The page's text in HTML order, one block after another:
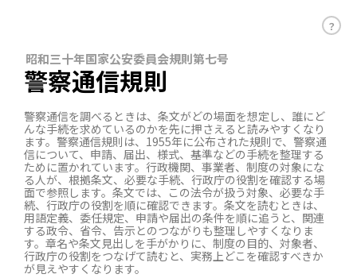
昭和三十年国家公安委員会規則第七号
警察通信規則
警察通信を調べるときは、条文がどの場面を想定し、誰にど
んな手続を求めているのかを先に押さえると読みやすくなり
ます。警察通信規則は、1955年に公布された規則で、警察通
信について、申請、届出、様式、基準などの手続を整理する
ために置かれています。行政機関、事業者、制度の対象にな
る人が、根拠条文、必要な手続、行政庁の役割を確認する場
面で参照します。条文では、この法令が扱う対象、必要な手
続、行政庁の役割を順に確認できます。条文を読むときは、
用語定義、委任規定、申請や届出の条件を順に追うと、関連
する政令、省令、告示とのつながりも整理しやすくなりま
す。章名や条文見出しを手がかりに、制度の目的、対象者、
行政庁の役割をつなげて読むと、実務上どこを確認すべきか
が見えやすくなります。
？